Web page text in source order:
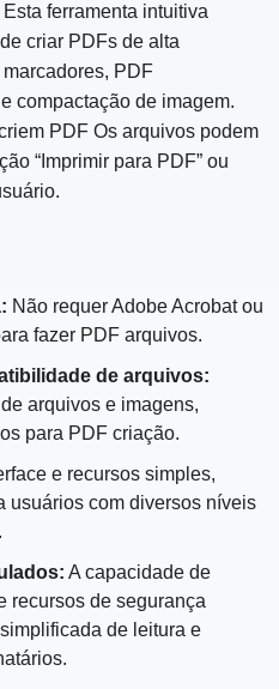
ferramenta intuitiva
criar PDFs de alta
PDF
compactação de imagem.
PDF Os arquivos podem
“Imprimir para PDF” ou
Não requer Adobe Acrobat ou
fazer PDF arquivos.
de arquivos:
arquivos e imagens,
para PDF criação.
e recursos simples,
usuários com diversos níveis
A capacidade de
recursos de segurança
de leitura e